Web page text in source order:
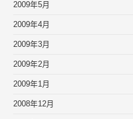
2009年5月
2009年4月
2009年3月
2009年2月
2009年1月
2008年12月